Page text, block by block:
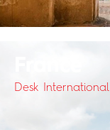
Desk International